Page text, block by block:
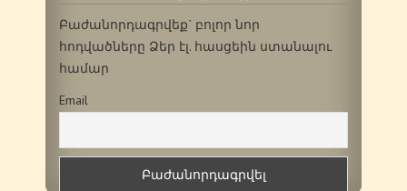
Բաժանորդագրվեք` բոլոր նոր
հոդվածները Ձեր էլ. հասցեին ստանալու
համար
Email